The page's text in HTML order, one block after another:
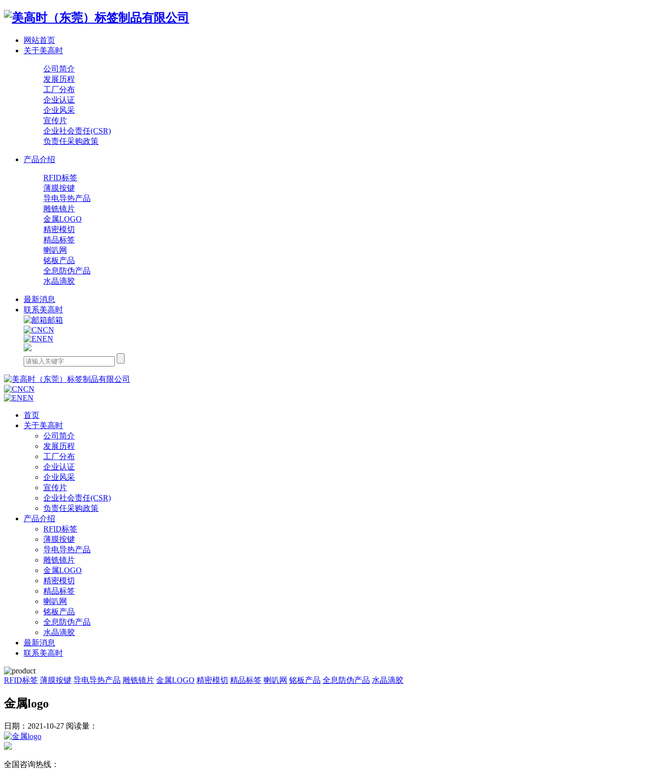
网站首页
关于美高时
公司简介
发展历程
工厂分布
企业认证
企业风采
宣传片
企业社会责任(CSR)
负责任采购政策
产品介绍
RFID标签
薄膜按键
导电导热产品
雕铣镜片
金属LOGO
精密模切
精品标签
喇叭网
铭板产品
全息防伪产品
水晶滴胶
最新消息
联系美高时
邮箱
CN
EN
CN
EN
首页
关于美高时
公司简介
发展历程
工厂分布
企业认证
企业风采
宣传片
企业社会责任(CSR)
负责任采购政策
产品介绍
RFID标签
薄膜按键
导电导热产品
雕铣镜片
金属LOGO
精密模切
精品标签
喇叭网
铭板产品
全息防伪产品
水晶滴胶
最新消息
联系美高时
RFID标签 薄膜按键 导电导热产品 雕铣镜片 金属LOGO 精密模切 精品标签 喇叭网 铭板产品 全息防伪产品 水晶滴胶
金属logo
日期：2021-10-27 阅读量：
全国咨询热线：